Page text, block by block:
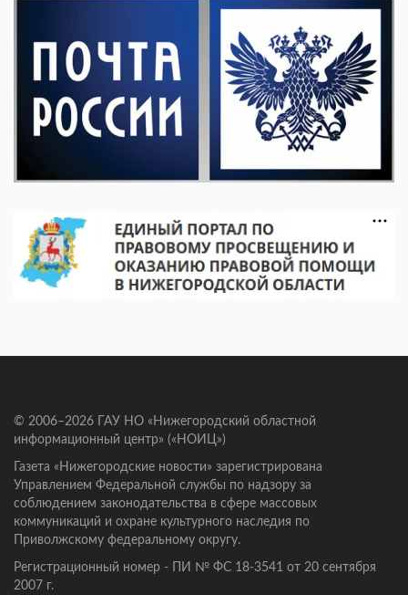
© 2006–2026 ГАУ НО «Нижегородский областной
информационный центр» («НОИЦ»)
Газета «Нижегородские новости» зарегистрирована
Управлением Федеральной службы по надзору за
соблюдением законодательства в сфере массовых
коммуникаций и охране культурного наследия по
Приволжскому федеральному округу.
Регистрационный номер - ПИ № ФС 18-3541 от 20 сентября
2007 г.